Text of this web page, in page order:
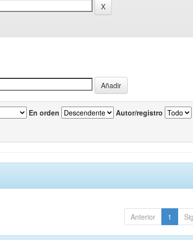
En orden Autor/registro
Anterior 1